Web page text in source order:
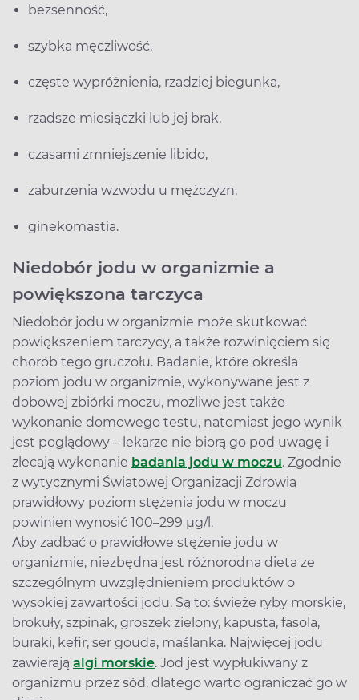
bezsenność,
szybka męczliwość,
częste wypróżnienia, rzadziej biegunka,
rzadsze miesiączki lub jej brak,
czasami zmniejszenie libido,
zaburzenia wzwodu u mężczyzn,
ginekomastia.
Niedobór jodu w organizmie a
powiększona tarczyca
Niedobór jodu w organizmie może skutkować
powiększeniem tarczycy, a także rozwinięciem się
chorób tego gruczołu. Badanie, które określa
poziom jodu w organizmie, wykonywane jest z
dobowej zbiórki moczu, możliwe jest także
wykonanie domowego testu, natomiast jego wynik
jest poglądowy – lekarze nie biorą go pod uwagę i
zlecają wykonanie badania jodu w moczu. Zgodnie
z wytycznymi Światowej Organizacji Zdrowia
prawidłowy poziom stężenia jodu w moczu
powinien wynosić 100–299 µg/l.
Aby zadbać o prawidłowe stężenie jodu w
organizmie, niezbędna jest różnorodna dieta ze
szczególnym uwzględnieniem produktów o
wysokiej zawartości jodu. Są to: świeże ryby morskie,
brokuły, szpinak, groszek zielony, kapusta, fasola,
buraki, kefir, ser gouda, maślanka. Najwięcej jodu
zawierają algi morskie. Jod jest wypłukiwany z
organizmu przez sód, dlatego warto ograniczać go w